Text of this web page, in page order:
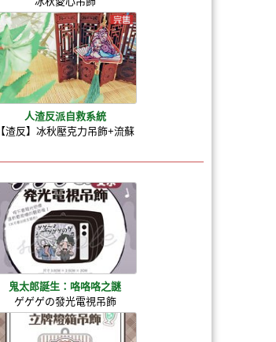
人渣反派自救系統
【渣反】冰秋壓克力吊飾+流蘇
鬼太郎誕生：咯咯咯之謎
ゲゲゲの發光電視吊飾